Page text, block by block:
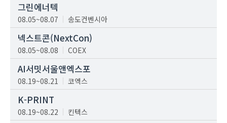
그린에너텍
08.05~08.07 송도컨벤시아
넥스트콘(NextCon)
08.05~08.08 COEX
AI서밋서울앤엑스포
08.19~08.21 코엑스
K-PRINT
08.19~08.22 킨텍스